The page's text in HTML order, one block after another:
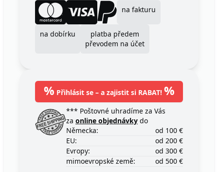
na fakturu
na dobírku
platba předem
převodem na účet
% Přihlásit se – a zajistit si RABAT! %
*** Poštovné uhradíme za Vás
za online objednávky do
Německa:
od 100 €
EU:
od 200 €
Evropy:
od 300 €
mimoevropské země:
od 500 €